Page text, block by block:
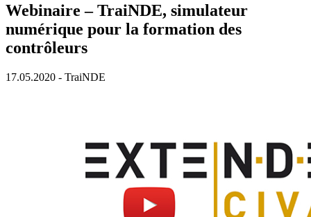
Webinaire – TraiNDE, simulateur
numérique pour la formation des
contrôleurs
17.05.2020 - TraiNDE